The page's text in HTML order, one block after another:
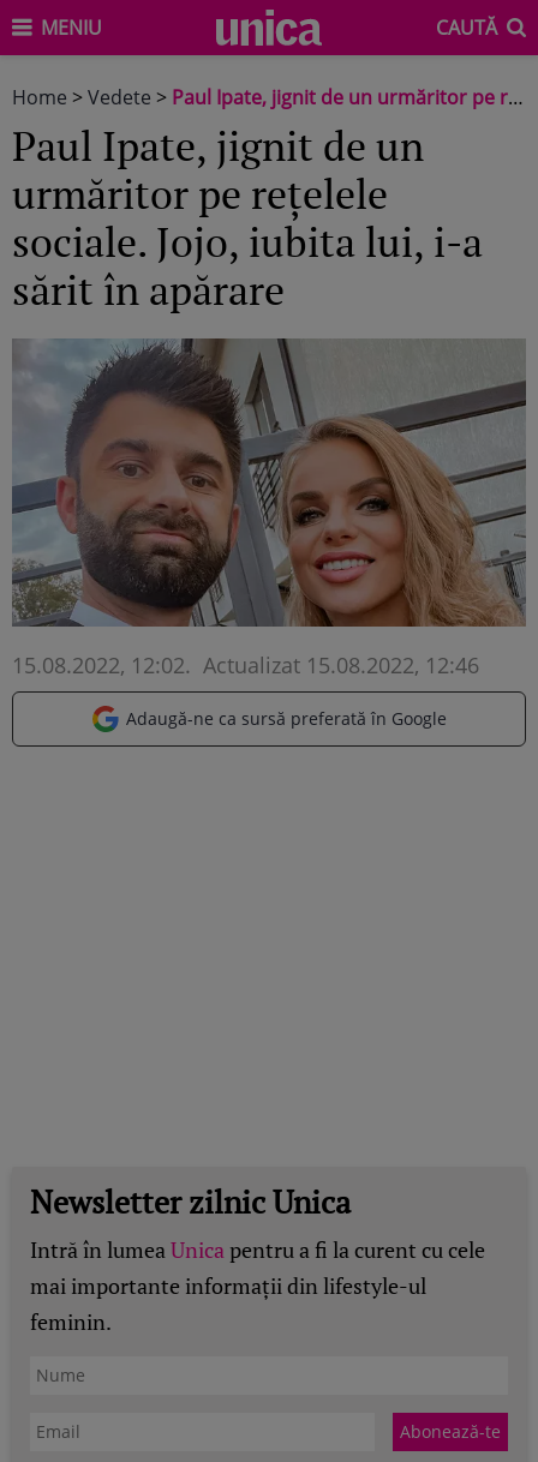
MENIU CAUTĂ
Home >Vedete > Paul Ipate, jignit de un urmăritor pe rețelele sociale. Jojo, iubita lui, i-a sărit în apărare
Paul Ipate, jignit de un
urmăritor pe rețelele
sociale. Jojo, iubita lui, i-a
sărit în apărare
15.08.2022, 12:02. Actualizat 15.08.2022, 12:46
Adaugă-ne ca sursă preferată în Google
Newsletter zilnic Unica
Intră în lumeaUnicapentru a fi la curent cu cele
mai importante informații din lifestyle-ul
feminin.